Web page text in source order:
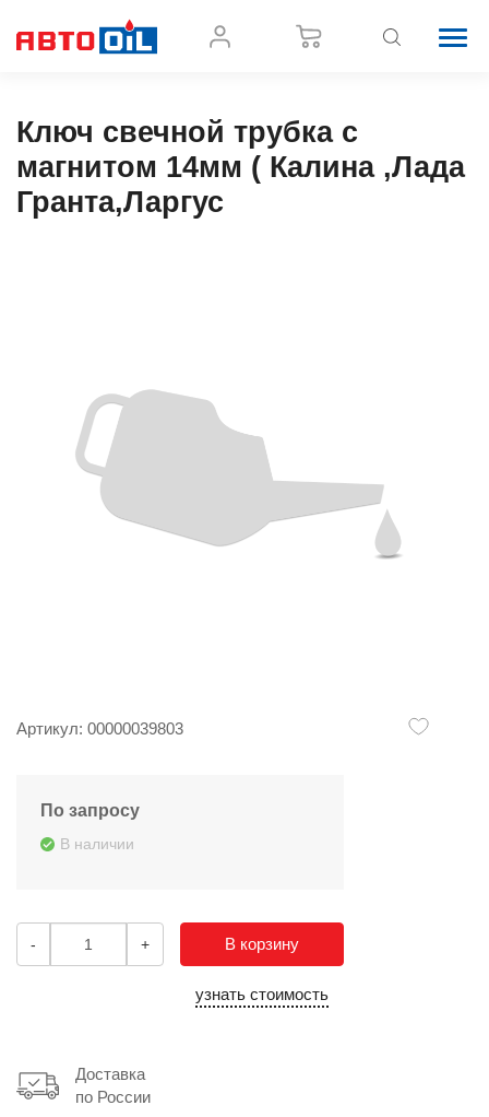
Ключ свечной трубка с
магнитом 14мм ( Калина ,Лада
Гранта,Ларгус
Артикул: 00000039803
По запросу
В наличии
- + В корзину
узнать стоимость
Доставка
по России